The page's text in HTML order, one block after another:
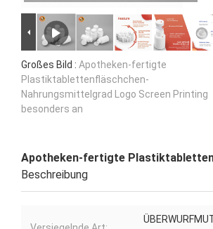
Großes Bild : Apotheken-fertigte
Plastiktablettenfläschchen-
Nahrungsmittelgrad Logo Screen Printing
besonders an
Apotheken-fertigte
Beschreibung